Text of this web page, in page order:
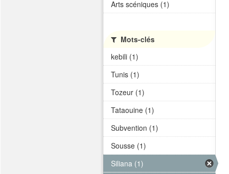
Arts scéniques (1)
Mots-clés
kebili (1)
Tunis (1)
Tozeur (1)
Tataouine (1)
Subvention (1)
Sousse (1)
Siliana (1)